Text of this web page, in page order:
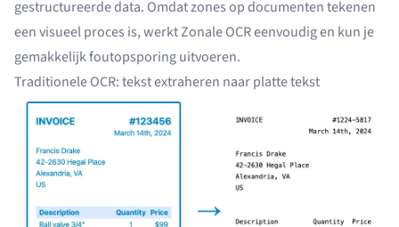
gestructureerde data. Omdat zones op documenten tekenen
een visueel proces is, werkt Zonale OCR eenvoudig en kun je
gemakkelijk foutopsporing uitvoeren.
Traditionele OCR: tekst extraheren naar platte tekst